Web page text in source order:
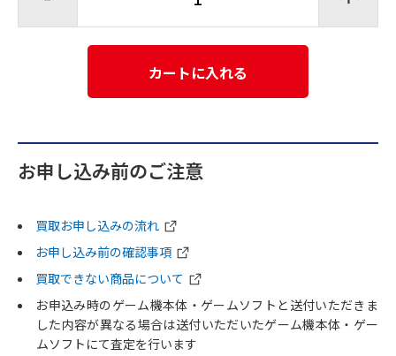
カートに入れる
お申し込み前のご注意
買取お申し込みの流れ
お申し込み前の確認事項
買取できない商品について
お申込み時のゲーム機本体・ゲームソフトと送付いただきま
した内容が異なる場合は送付いただいたゲーム機本体・ゲー
ムソフトにて査定を行います